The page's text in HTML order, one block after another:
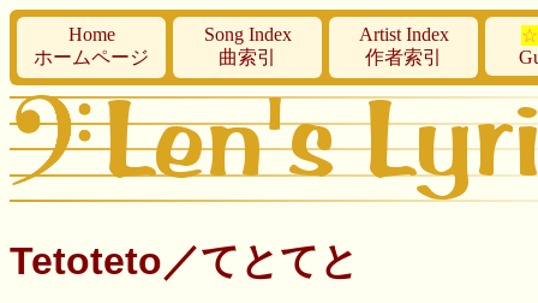
Home
ホームページ
Song Index
曲索引
Artist Index
作者索引
Tetoteto／てとてと